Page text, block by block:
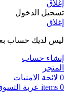
إغلاق
تسجيل الدخول
إغلاق
ليس لديك حساب
إنشاء حساب
المتجر
0 لائحة الامنيات
0
items عربة